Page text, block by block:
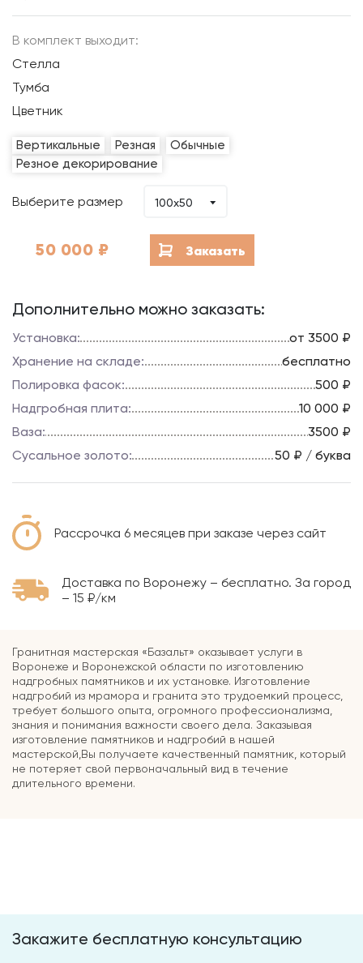
В комплект выходит:
Стелла
Тумба
Цветник
Вертикальные Резная
Обычные
Резное декорирование
Выберите размер 100х50
50 000 ₽ Заказать
Дополнительно можно заказать:
Установка:
от 3500 ₽
Хранение на складе:
бесплатно
Полировка фасок:
500 ₽
Надгробная плита:
10 000 ₽
Ваза:
3500 ₽
Сусальное золото:
50 ₽ / буква
Рассрочка 6 месяцев при заказе через сайт
Доставка по Воронежу – бесплатно. За город
– 15 ₽/км
Гранитная мастерская «Базальт» оказывает услуги в
Воронеже и Воронежской области по изготовлению
надгробных памятников и их установке. Изготовление
надгробий из мрамора и гранита это трудоемкий процесс,
требует большого опыта, огромного профессионализма,
знания и понимания важности своего дела. Заказывая
изготовление памятников и надгробий в нашей
мастерской,Вы получаете качественный памятник, который
не потеряет свой первоначальный вид в течение
длительного времени.
Закажите бесплатную консультацию